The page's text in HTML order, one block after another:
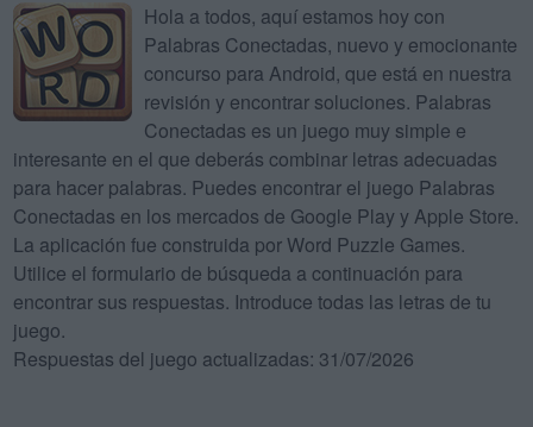
Hola a todos, aquí estamos hoy con
Palabras Conectadas, nuevo y emocionante
concurso para Android, que está en nuestra
revisión y encontrar soluciones. Palabras
Conectadas es un juego muy simple e
interesante en el que deberás combinar letras adecuadas
para hacer palabras. Puedes encontrar el juego Palabras
Conectadas en los mercados de Google Play y Apple Store.
La aplicación fue construida por Word Puzzle Games.
Utilice el formulario de búsqueda a continuación para
encontrar sus respuestas. Introduce todas las letras de tu
juego.
Respuestas del juego actualizadas: 31/07/2026